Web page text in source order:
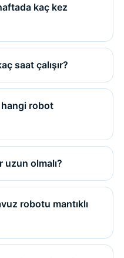
kaç kez
saat çalışır?
robot
uzun olmalı?
robotu mantıklı